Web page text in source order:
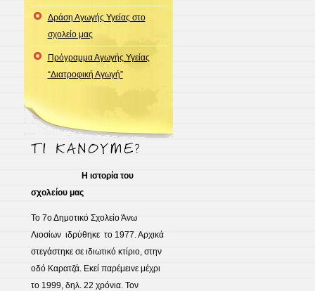
Δράση Αγωγής Υγείας στο
σχολείο μας
Πρόγραμμα Αγωγής Υγείας
“Διατροφική Αγωγή”
Η ιστορία του
σχολείου μας
Το 7ο Δημοτικό Σχολείο Άνω
Λιοσίων ιδρύθηκε το 1977. Αρχικά
στεγάστηκε σε ιδιωτικό κτίριο, στην
οδό Καρατζά. Εκεί παρέμεινε μέχρι
το 1999, δηλ. 22 χρόνια. Τον